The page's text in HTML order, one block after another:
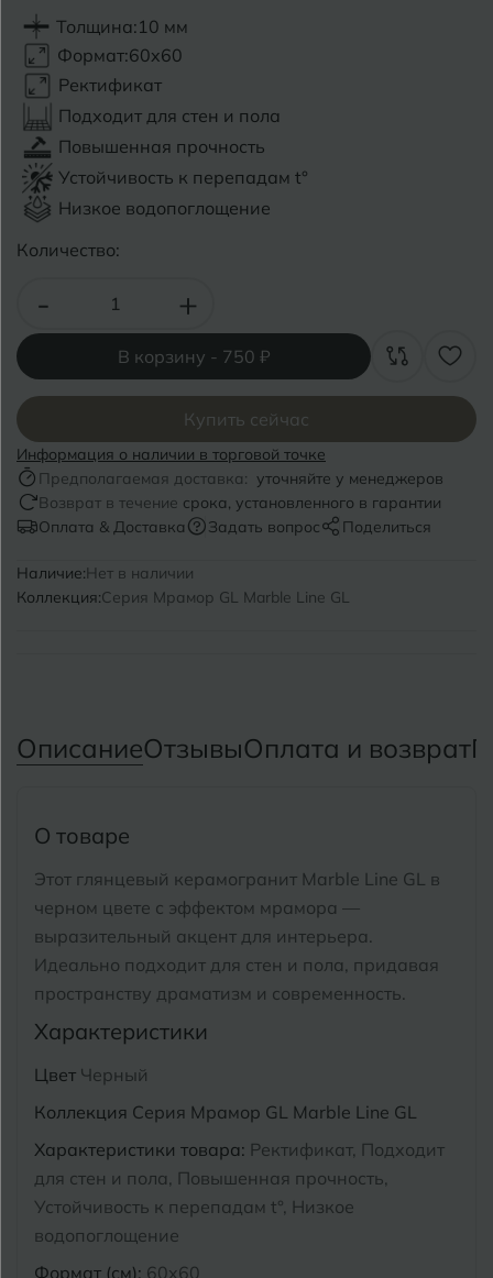
Толщина:10 мм
Формат:60x60
Ректификат
Подходит для стен и пола
Повышенная прочность
Устойчивость к перепадам t°
Низкое водопоглощение
Количество:
- +
В корзину - 750 ₽
Купить сейчас
Информация о наличии в торговой точке
Предполагаемая доставка: уточняйте у менеджеров
Возврат в течение срока, установленного в гарантии
Оплата & Доставка
Задать вопрос Поделиться
Наличие:Нет в наличии
Коллекция:Серия Мрамор GL Marble Line GL
ОписаниеОтзывыОплата и возврат
О товаре
Этот глянцевый керамогранит Marble Line GL в
черном цвете с эффектом мрамора —
выразительный акцент для интерьера.
Идеально подходит для стен и пола, придавая
пространству драматизм и современность.
Характеристики
Цвет Черный
Коллекция Серия Мрамор GL Marble Line GL
Характеристики товара: Ректификат, Подходит
для стен и пола, Повышенная прочность,
Устойчивость к перепадам t°, Низкое
водопоглощение
Формат (см): 60x60
Брянск
Бугульма
Бугуруслан
В Великий Новгород
Владимир
Волгодонск
Вологда
Воткинск
Грозный
Е Евпатория
Ижевск
Кемерово
Ковров
Кострома
Краснодар
Славянск-на-Кубани
Смоленск
Сосновый Бор
Сочи
Ставрополь
Темрюк
Тольятти
Тула
Ульяновск
Уфа